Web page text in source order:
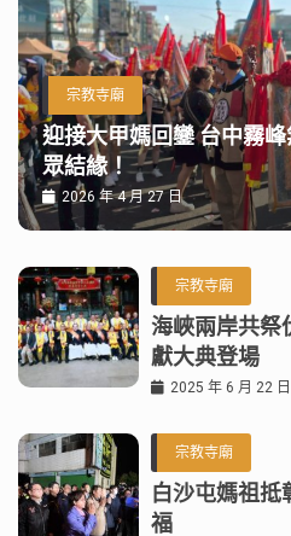
宗教寺廟
迎接大甲媽回鑾 台中霧
眾結緣！
2026 年 4 月 27 日
宗教寺廟
海峽兩岸共祭
獻大典登場
2025 年 6 月 22 日
宗教寺廟
白沙屯媽祖抵
福